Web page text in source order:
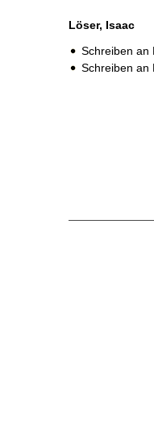
Löser, Isaac
Schreiben an
Schreiben an